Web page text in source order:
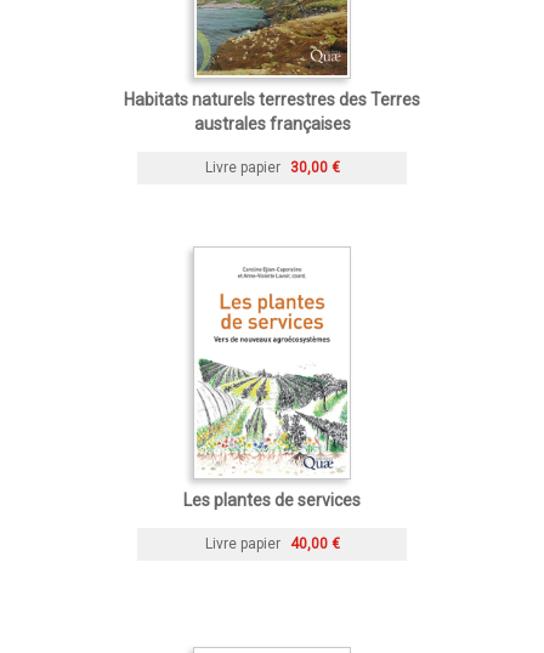
Habitats naturels terrestres des Terres
australes françaises
Livre papier 30,00 €
Les plantes de services
Livre papier 40,00 €